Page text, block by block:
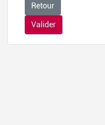
Retour
Valider